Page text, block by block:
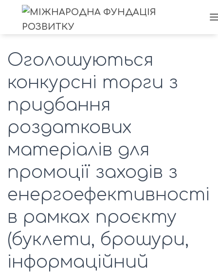
Оголошуються
конкурсні торги з
придбання
роздаткових
матеріалів для
промоції заходів з
енергоефективності
в рамках проєкту
(буклети, брошури,
інформаційний